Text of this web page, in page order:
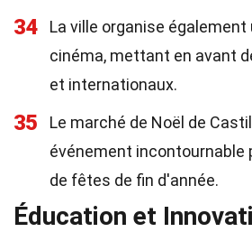
34
La ville organise
cinéma, mettant en avant
et internationaux.
35
Le marché de Noël de
événement incontournable
de fêtes de fin d'année.
Éducation et